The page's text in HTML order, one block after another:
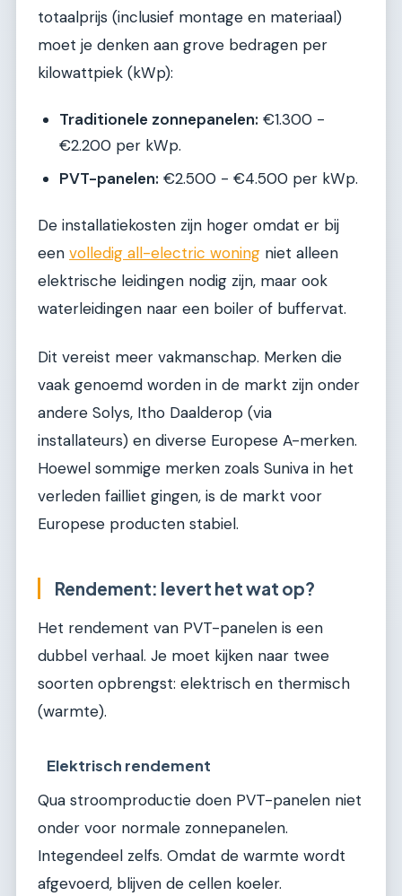
totaalprijs (inclusief montage en materiaal)
moet je denken aan grove bedragen per
kilowattpiek (kWp):
Traditionele zonnepanelen: €1.300 -
€2.200 per kWp.
PVT-panelen: €2.500 - €4.500 per kWp.
De installatiekosten zijn hoger omdat er bij
een volledig all-electric woning niet alleen
elektrische leidingen nodig zijn, maar ook
waterleidingen naar een boiler of buffervat.
Dit vereist meer vakmanschap. Merken die
vaak genoemd worden in de markt zijn onder
andere Solys, Itho Daalderop (via
installateurs) en diverse Europese A-merken.
Hoewel sommige merken zoals Suniva in het
verleden failliet gingen, is de markt voor
Europese producten stabiel.
Rendement: levert het wat op?
Het rendement van PVT-panelen is een
dubbel verhaal. Je moet kijken naar twee
soorten opbrengst: elektrisch en thermisch
(warmte).
Elektrisch rendement
Qua stroomproductie doen PVT-panelen niet
onder voor normale zonnepanelen.
Integendeel zelfs. Omdat de warmte wordt
afgevoerd, blijven de cellen koeler.